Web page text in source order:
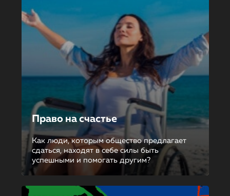
Право на счастье
Как люди, которым общество предлагает
сдаться, находят в себе силы быть
успешными и помогать другим?